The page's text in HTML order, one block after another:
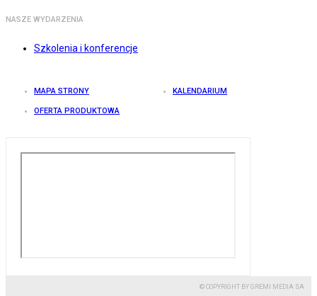
NASZE WYDARZENIA
Szkolenia i konferencje
MAPA STRONY KALENDARIUM
OFERTA PRODUKTOWA
© COPYRIGHT BY GREMI MEDIA SA